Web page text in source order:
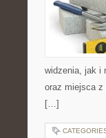
widzenia, jak i
oraz miejsca z
[…]